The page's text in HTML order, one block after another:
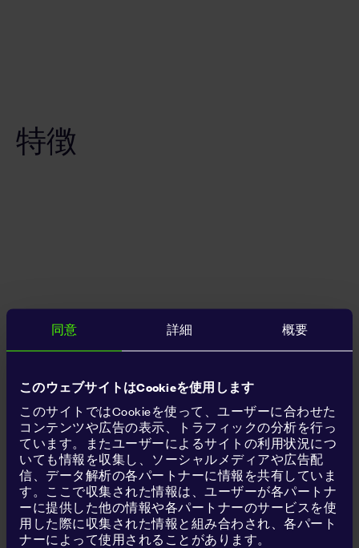
同意 詳細 概要
このウェブサイトはCookieを使用します
このサイトではCookieを使って、ユーザーに合わせた
コンテンツや広告の表示、トラフィックの分析を行っ
ています。またユーザーによるサイトの利用状況につ
いても情報を収集し、ソーシャルメディアや広告配
信、データ解析の各パートナーに情報を共有していま
す。ここで収集された情報は、ユーザーが各パートナ
ーに提供した他の情報や各パートナーのサービスを使
用した際に収集された情報と組み合わされ、各パート
ナーによって使用されることがあります。
特徴
交通アクセス